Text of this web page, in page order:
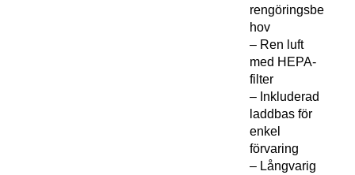
rengöringsbe
hov
– Ren luft
med HEPA-
filter
– Inkluderad
laddbas för
enkel
förvaring
– Långvarig